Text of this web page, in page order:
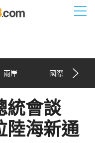
兩岸 國際
統會談
陸海新通